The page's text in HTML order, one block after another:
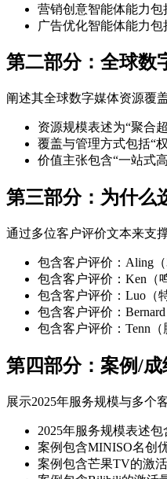
营销创意智能体能力包
广告优化智能体能力包
第二部分：全球数
阐述其全球数字媒体资源覆
资源规模表述为“聚合
覆盖与管理方式包括“
价值主张包含“一站式
第三部分：为什么
通过多位客户评价文本来支
包含客户评价：Aling（
包含客户评价：Ken（
包含客户评价：Luo（
包含客户评价：
包含客户评价：Tenn
第四部分：案例/成
展示2025年服务规模与多个
2025年服务规模表述包
案例包含MINISO名创
案例包含芒果TV的激